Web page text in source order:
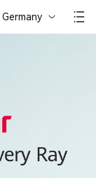
Germany